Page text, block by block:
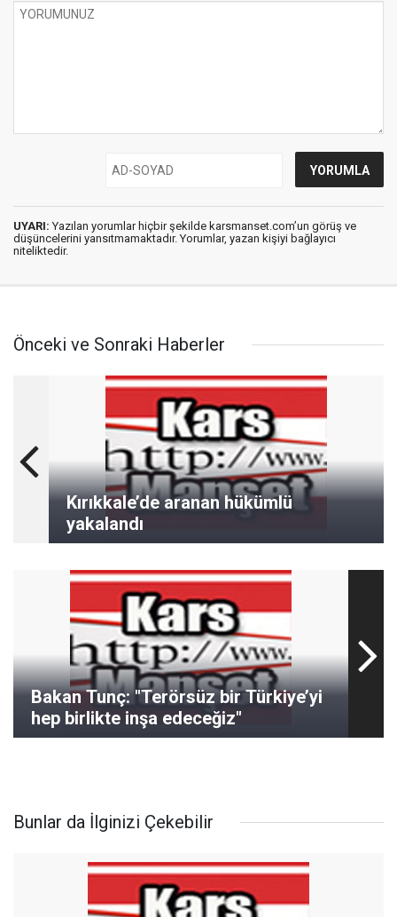
UYARI: Yazılan yorumlar hiçbir şekilde karsmanset.com’un görüş ve
düşüncelerini yansıtmamaktadır. Yorumlar, yazan kişiyi bağlayıcı
niteliktedir.
Önceki ve Sonraki Haberler
Kırıkkale’de aranan hükümlü
yakalandı
Bakan Tunç: "Terörsüz bir Türkiye’yi
hep birlikte inşa edeceğiz"
Bunlar da İlginizi Çekebilir